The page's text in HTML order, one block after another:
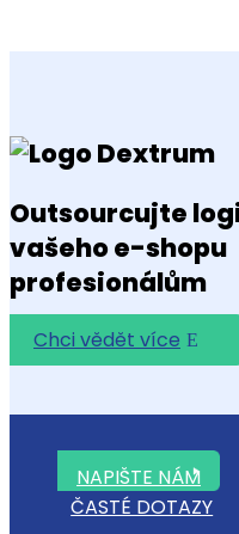
Outsourcujte
vašeho e-shopu
profesionálům
Chci vědět více
NAPIŠTE NÁM
ČASTÉ DOTAZY